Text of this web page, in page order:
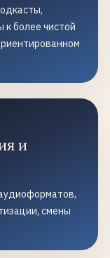
более чистой
и
смены